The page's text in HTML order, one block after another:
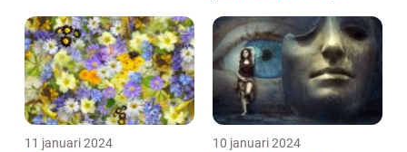
11 januari 2024 10 januari 2024